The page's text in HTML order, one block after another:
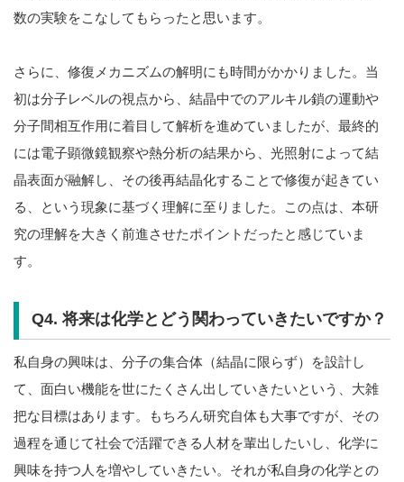
数の実験をこなしてもらったと思います。
さらに、修復メカニズムの解明にも時間がかかりました。当
初は分子レベルの視点から、結晶中でのアルキル鎖の運動や
分子間相互作用に着目して解析を進めていましたが、最終的
には電子顕微鏡観察や熱分析の結果から、光照射によって結
晶表面が融解し、その後再結晶化することで修復が起きてい
る、という現象に基づく理解に至りました。この点は、本研
究の理解を大きく前進させたポイントだったと感じていま
す。
Q4. 将来は化学とどう関わっていきたいですか？
私自身の興味は、分子の集合体（結晶に限らず）を設計し
て、面白い機能を世にたくさん出していきたいという、大雑
把な目標はあります。もちろん研究自体も大事ですが、その
過程を通じて社会で活躍できる人材を輩出したいし、化学に
興味を持つ人を増やしていきたい。それが私自身の化学との